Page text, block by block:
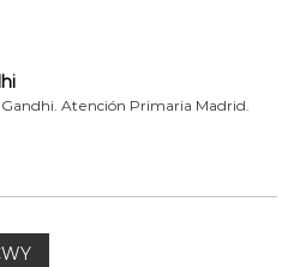
Atención Primaria Madrid.